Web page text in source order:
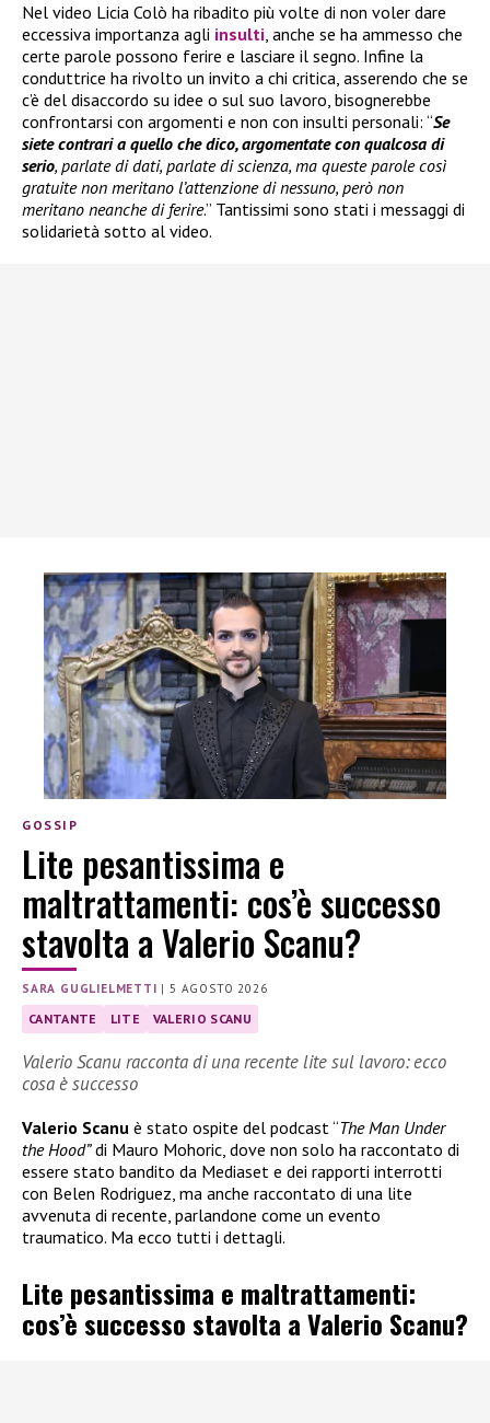
Nel video Licia Colò ha ribadito più volte di non voler dare
eccessiva importanza agli insulti, anche se ha ammesso che
certe parole possono ferire e lasciare il segno. Infine la
conduttrice ha rivolto un invito a chi critica, asserendo che se
c’è del disaccordo su idee o sul suo lavoro, bisognerebbe
confrontarsi con argomenti e non con insulti personali: “Se
siete contrari a quello che dico, argomentate con qualcosa di
serio, parlate di dati, parlate di scienza, ma queste parole così
gratuite non meritano l’attenzione di nessuno, però non
meritano neanche di ferire.” Tantissimi sono stati i messaggi di
solidarietà sotto al video.
GOSSIP
Lite pesantissima e
maltrattamenti: cos’è successo
stavolta a Valerio Scanu?
SARA GUGLIELMETTI | 5 AGOSTO 2026
CANTANTE LITE VALERIO SCANU
Valerio Scanu racconta di una recente lite sul lavoro: ecco
cosa è successo
Valerio Scanu è stato ospite del podcast “The Man Under
the Hood”di Mauro Mohoric, dove non solo ha raccontato di
essere stato bandito da Mediaset e dei rapporti interrotti
con Belen Rodriguez, ma anche raccontato di una lite
avvenuta di recente, parlandone come un evento
traumatico. Ma ecco tutti i dettagli.
Lite pesantissima e maltrattamenti:
cos’è successo stavolta a Valerio Scanu?